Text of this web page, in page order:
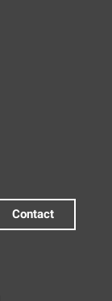
Contact